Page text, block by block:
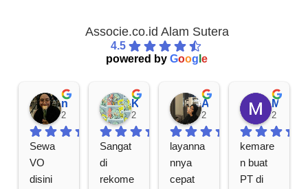
Associe.co.id Alam Sutera
4.5
powered by Goog e
2 tahun lalu
Sewa
VO
disini
2 tahun lalu
Sangat
di
rekome
2 tahun lalu
layanna
nnya
cepat
2 tahun
kemare
n buat
PT di